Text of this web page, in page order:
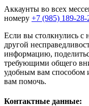
Аккаунты во всех
номеру +7 (985) 189-28-
Если вы столкнулись с
другой
информацию,
требующими общего
удобным вам способом
вам помочь.
Контактные данные: